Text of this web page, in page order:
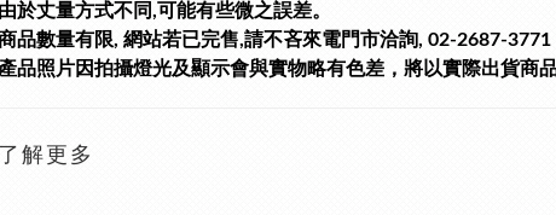
由於丈量方式不同,可能有些微之誤差。
品數量有限, 網站若已完售,請不吝來電門市洽詢, 02-2687-3771
產品照片因拍攝燈光及顯示會與實物略有色差，將以實際出貨商
了解更多